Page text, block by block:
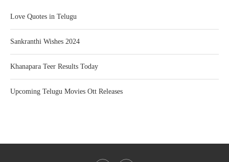
Love Quotes in Telugu
Sankranthi Wishes 2024
Khanapara Teer Results Today
Upcoming Telugu Movies Ott Releases